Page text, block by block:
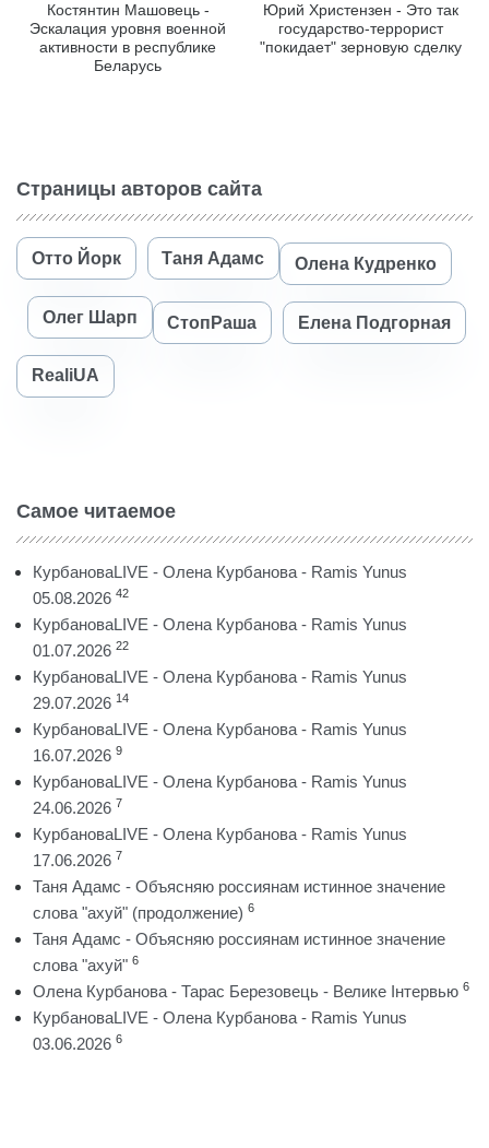
Костянтин Машовець -
Эскалация уровня военной
активности в республике
Беларусь
Юрий Христензен - Это так
государство-террорист
"покидает" зерновую сделку
Страницы авторов сайта
Отто Йорк Таня Адамс Олена Кудренко
Олег Шарп СтопРаша Елена Подгорная
RealiUA
Самое читаемое
КурбановаLIVE - Олена Курбанова - Ramis Yunus
05.08.2026 42
КурбановаLIVE - Олена Курбанова - Ramis Yunus
01.07.2026 22
КурбановаLIVE - Олена Курбанова - Ramis Yunus
29.07.2026 14
КурбановаLIVE - Олена Курбанова - Ramis Yunus
16.07.2026 9
КурбановаLIVE - Олена Курбанова - Ramis Yunus
24.06.2026 7
КурбановаLIVE - Олена Курбанова - Ramis Yunus
17.06.2026 7
Таня Адамс - Объясняю россиянам истинное значение
слова "ахуй" (продолжение) 6
Таня Адамс - Объясняю россиянам истинное значение
слова "ахуй" 6
Олена Курбанова - Тарас Березовець - Велике Інтервью 6
КурбановаLIVE - Олена Курбанова - Ramis Yunus
03.06.2026 6